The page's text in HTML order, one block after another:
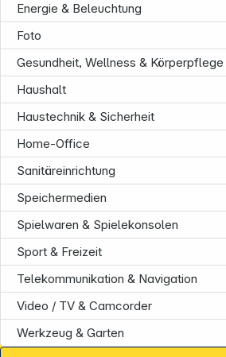
Energie & Beleuchtung
Foto
Gesundheit, Wellness & Körperpflege
Haushalt
Haustechnik & Sicherheit
Home-Office
Sanitäreinrichtung
Speichermedien
Spielwaren & Spielekonsolen
Sport & Freizeit
Telekommunikation & Navigation
Video / TV & Camcorder
Werkzeug & Garten